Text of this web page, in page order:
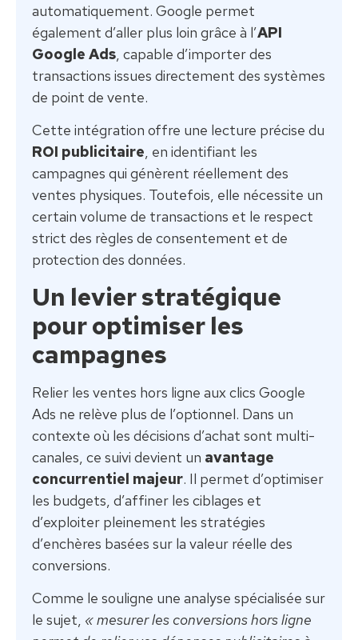
automatiquement. Google permet
également d’aller plus loin grâce à l’API
Google Ads, capable d’importer des
transactions issues directement des systèmes
de point de vente.
Cette intégration offre une lecture précise du
ROI publicitaire, en identifiant les
campagnes qui génèrent réellement des
ventes physiques. Toutefois, elle nécessite un
certain volume de transactions et le respect
strict des règles de consentement et de
protection des données.
Un levier stratégique
pour optimiser les
campagnes
Relier les ventes hors ligne aux clics Google
Ads ne relève plus de l’optionnel. Dans un
contexte où les décisions d’achat sont multi-
canales, ce suivi devient un avantage
concurrentiel majeur. Il permet d’optimiser
les budgets, d’affiner les ciblages et
d’exploiter pleinement les stratégies
d’enchères basées sur la valeur réelle des
conversions.
Comme le souligne une analyse spécialisée sur
le sujet, « mesurer les conversions hors ligne